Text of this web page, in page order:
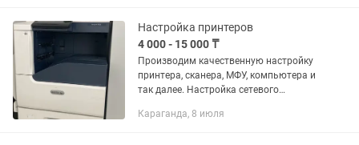
удаленный доступ...
Настройка принтеров
4 000 - 15 000 ₸
Производим качественную настройку
принтера, сканера, МФУ, компьютера и
так далее. Настройка сетевого
Удаленная настройка.
Караганда, 8 июля